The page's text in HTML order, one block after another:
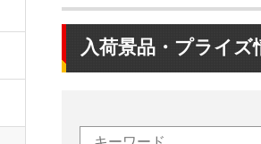
入荷景品・プライズ